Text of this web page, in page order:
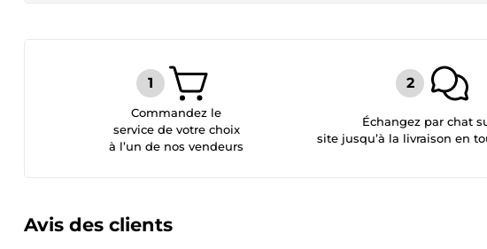
Commandez le
service de votre choix
à l’un de nos vendeurs
Échangez par chat
site jusqu’à la livraison en
Avis des clients